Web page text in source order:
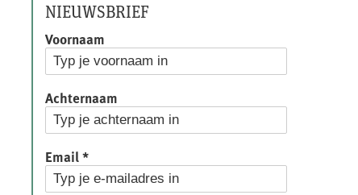
NIEUWSBRIEF
Voornaam
Achternaam
Email*